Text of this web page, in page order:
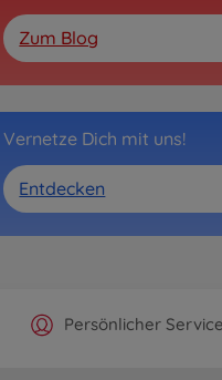
Zum Blog
Vernetze Dich mit uns!
Entdecken
Offizieller Hersteller
Persönlicher Service
Versandkostenfrei ab
Schnelle Lieferung